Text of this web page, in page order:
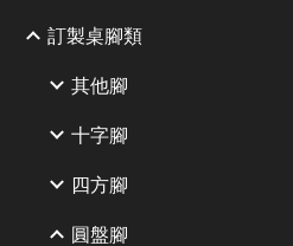
訂製桌腳類
其他腳
十字腳
四方腳
圓盤腳